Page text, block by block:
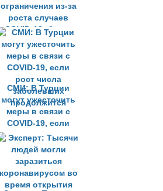
ограничения из-за
роста случаев
COVID-19, боясь
оттока туристов
СМИ: В Турции
могут ужесточить
меры в связи с
COVID-19, если
рост числа
заболевших
продолжится